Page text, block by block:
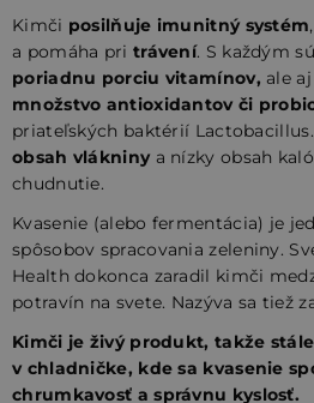
Kimči posilňuje imunitný systém
a pomáha pri trávení. S každým
poriadnu porciu vitamínov, ale
množstvo antioxidantov či
priateľských baktérií
obsah vlákninya nízky obsah
chudnutie.
Kvasenie (alebo fermentácia) je
spôsobov spracovania zeleniny.
Health dokonca zaradil kimči
potravín na svete. Nazýva sa tiež
Kimči je živý produkt, takže
v chladničke, kde sa kvasenie
chrumkavosť a správnu kyslosť.